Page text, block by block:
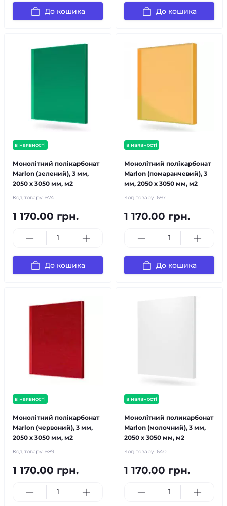
До кошика До кошика
в наявності
Монолітний полікарбонат
Marlon (зелений), 3 мм,
2050 х 3050 мм, м2
Код товару: 674
1 170.00 грн.
До кошика
в наявності
Монолітний полікарбонат
Marlon (помаранчевий), 3
мм, 2050 х 3050 мм, м2
Код товару: 697
1 170.00 грн.
До кошика
в наявності
Монолітний полікарбонат
Marlon (червоний), 3 мм,
2050 х 3050 мм, м2
Код товару: 689
1 170.00 грн.
в наявності
Монолітний поликарбонат
Marlon (молочний), 3 мм,
2050 х 3050 мм, м2
Код товару: 640
1 170.00 грн.